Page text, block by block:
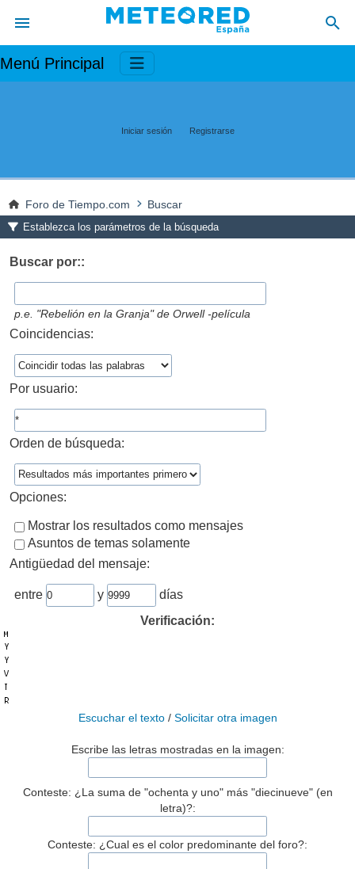
Menú Principal
Iniciar sesión Registrarse
Foro de Tiempo.com Buscar
Establezca los parámetros de la búsqueda
Buscar por::
p.e. "Rebelión en la Granja" de Orwell -película
Coincidencias:
Por usuario:
Orden de búsqueda:
Opciones:
Mostrar los resultados como mensajes
Asuntos de temas solamente
Antigüedad del mensaje:
entre y
días
Verificación:
Escuchar el texto/ Solicitar otra imagen
Escribe las letras mostradas en la imagen:
Conteste: ¿La suma de "ochenta y uno" más "diecinueve" (en
letra)?:
Conteste: ¿Cual es el color predominante del foro?: